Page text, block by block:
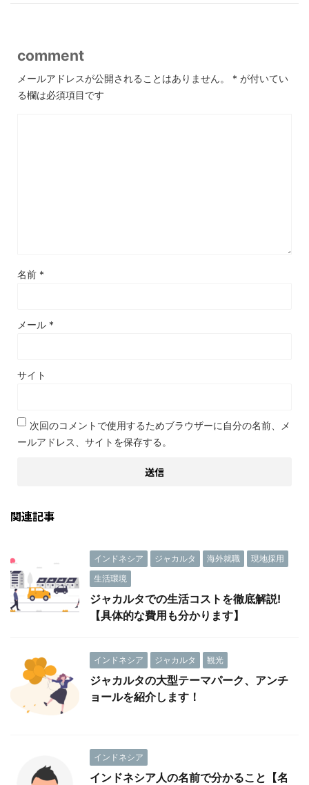
comment
メールアドレスが公開されることはありません。 * が付いてい
る欄は必須項目です
名前 *
メール *
サイト
次回のコメントで使用するためブラウザーに自分の名前、メ
ールアドレス、サイトを保存する。
関連記事
インドネシア ジャカルタ 海外就職
現地採用
生活環境
ジャカルタでの生活コストを徹底解説!
【具体的な費用も分かります】
インドネシア ジャカルタ 観光
ジャカルタの大型テーマパーク、アンチ
ョールを紹介します！
インドネシア
インドネシア人の名前で分かること【名